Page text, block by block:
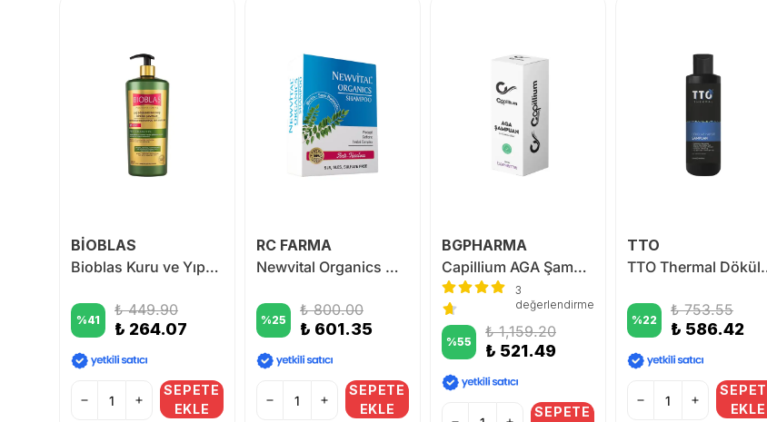
BİOBLAS
Bioblas Kuru ve Yıpranmış Saçlar için Saç Dökülmesi Şampuanı 1000 ml
%41
₺ 449.90
₺ 264.07
SEPETE
EKLE
RC FARMA
Newvital Organics Dökülme karşıtı Şampuan 300 ml
%25
₺ 800.00
₺ 601.35
SEPETE
EKLE
BGPHARMA
Capillium AGA Şampuan 330 ml.
3
değerlendirme
%55
₺ 1,159.20
₺ 521.49
SEPETE
TTO
TTO
%22
₺ 753.55
₺ 586.42
EKLE